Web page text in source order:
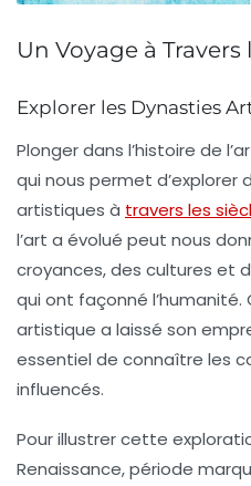
Un Voyage à Travers
Explorer les Dynasties
Plonger dans l’histoire de
qui nous permet d’explorer
artistiques à travers les
l’art a évolué peut nous
croyances, des cultures et
qui ont façonné
artistique a laissé son
essentiel de connaître les
influencés.
Pour illustrer cette
Renaissance, période